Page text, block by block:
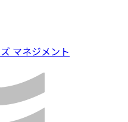
マネジメント